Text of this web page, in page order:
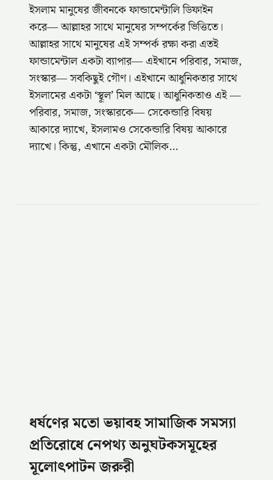
ইসলাম মানুষের জীবনকে ফান্ডামেন্টালি ডিফাইন
করে― আল্লাহর সাথে মানুষের সম্পর্কের ভিত্তিতে।
আল্লাহর সাথে মানুষের এই সম্পর্ক রক্ষা করা এতই
ফান্ডামেন্টাল একটা ব্যাপার― এইখানে পরিবার, সমাজ,
সংস্কার― সবকিছুই গৌণ। এইখানে আধুনিকতার সাথে
ইসলামের একটা ‘স্থূল’ মিল আছে। আধুনিকতাও এই ―
পরিবার, সমাজ, সংস্কারকে― সেকেন্ডারি বিষয়
আকারে দ্যাখে, ইসলামও সেকেন্ডারি বিষয় আকারে
দ্যাখে। কিন্তু, এখানে একটা মৌলিক…
ধর্ষণের মতো ভয়াবহ সামাজিক সমস্যা
প্রতিরোধে নেপথ্য অনুঘটকসমূহের
মূলোৎপাটন জরুরী